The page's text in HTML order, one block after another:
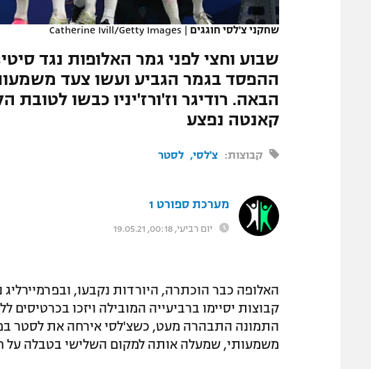
המגזין
שחקני צ'לסי חוגגים |
Catherine Ivill/Getty Images
שבוע וחצי לפני גמר האלופות נגד
ההפסד בגמר הגביע ועשו צעד
הבאה. רודיגר וז'ורז'יניו כבשו לטובת
קאנטה נפצע
קבוצות: צ'לסי לסטר
מערכת ספורט 1
יום רביעי, 00:18, 19.05.21
האלופה כבר הוכתרה, היורדות נקבעו,
קבוצות יסיימו ברביעייה המובילה ויזכו
משמעותי, שמעלה אותה למקום השלישי בטבלה על